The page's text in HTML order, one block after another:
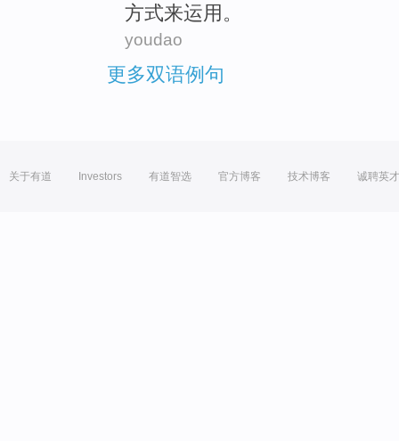
方式来运用 。
youdao
更多双语例句
关于有道 Investors 有道智选 官方博客 技术博客 诚聘英才